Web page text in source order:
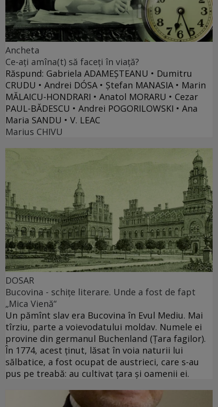
Ancheta
Ce-aţi amîna(t) să faceţi în viaţă?
Răspund: Gabriela ADAMEŞTEANU • Dumitru
CRUDU • Andrei DÓSA • Ştefan MANASIA • Marin
MĂLAICU-HONDRARI • Anatol MORARU • Cezar
PAUL-BĂDESCU • Andrei POGORILOWSKI • Ana
Maria SANDU • V. LEAC
Marius CHIVU
DOSAR
Bucovina - schiţe literare. Unde a fost de fapt
„Mica Vienă“
Un pămînt slav era Bucovina în Evul Mediu. Mai
tîrziu, parte a voievodatului moldav. Numele ei
provine din germanul Buchenland (Ţara fagilor).
În 1774, acest ţinut, lăsat în voia naturii lui
sălbatice, a fost ocupat de austrieci, care s-au
pus pe treabă: au cultivat ţara şi oamenii ei.